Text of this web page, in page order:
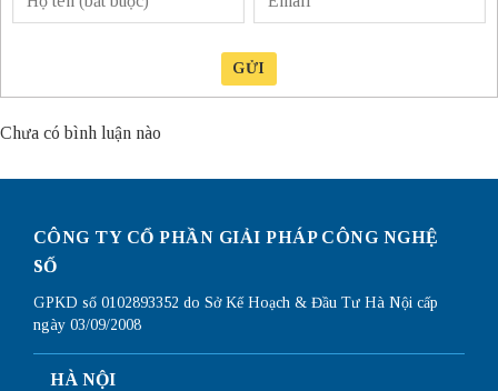
GỬI
Chưa có bình luận nào
CÔNG TY CỔ PHẦN GIẢI PHÁP CÔNG NGHỆ
SỐ
GPKD số 0102893352 do Sở Kế Hoạch & Đầu Tư Hà Nội cấp
ngày 03/09/2008
HÀ NỘI